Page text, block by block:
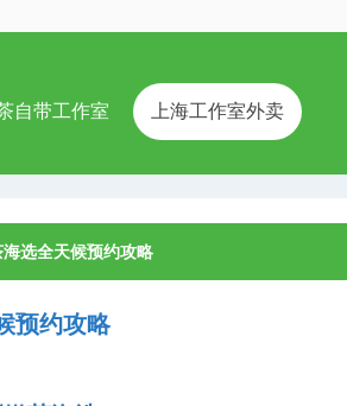
自带工作室 上海工作室外卖
选全天候预约攻略
预约攻略